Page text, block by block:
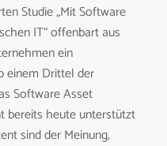
Studie „Mit Software
IT“ offenbart aus
ein
einem Drittel der
Software Asset
bereits heute unterstützt
sind der Meinung,